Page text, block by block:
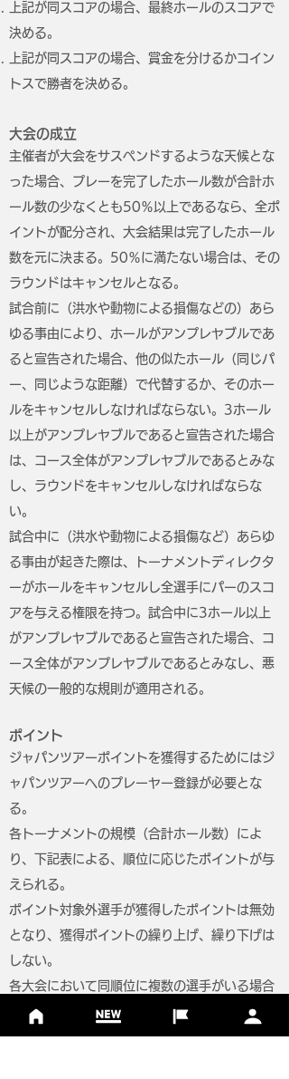
上記が同スコアの場合、最終ホールのスコアで
決める。
上記が同スコアの場合、賞金を分けるかコイン
トスで勝者を決める。
大会の成立
主催者が大会をサスペンドするような天候とな
った場合、プレーを完了したホール数が合計ホ
ール数の少なくとも50％以上であるなら、全ポ
イントが配分され、大会結果は完了したホール
数を元に決まる。50％に満たない場合は、その
ラウンドはキャンセルとなる。
試合前に（洪水や動物による損傷などの）あら
ゆる事由により、ホールがアンプレヤブルであ
ると宣告された場合、他の似たホール（同じパ
ー、同じような距離）で代替するか、そのホー
ルをキャンセルしなければならない。3ホール
以上がアンプレヤブルであると宣告された場合
は、コース全体がアンプレヤブルであるとみな
し、ラウンドをキャンセルしなければならな
い。
試合中に（洪水や動物による損傷など）あらゆ
る事由が起きた際は、トーナメントディレクタ
ーがホールをキャンセルし全選手にパーのスコ
アを与える権限を持つ。試合中に3ホール以上
がアンプレヤブルであると宣告された場合、コ
ース全体がアンプレヤブルであるとみなし、悪
天候の一般的な規則が適用される。
ポイント
ジャパンツアーポイントを獲得するためにはジ
ャパンツアーへのプレーヤー登録が必要とな
る。
各トーナメントの規模（合計ホール数）によ
り、下記表による、順位に応じたポイントが与
えられる。
ポイント対象外選手が獲得したポイントは無効
となり、獲得ポイントの繰り上げ、繰り下げは
しない。
各大会において同順位に複数の選手がいる場合
は、対象選手が獲得できるポイントを合計しそ
の対象選手数で割ったポイントが与えられる。